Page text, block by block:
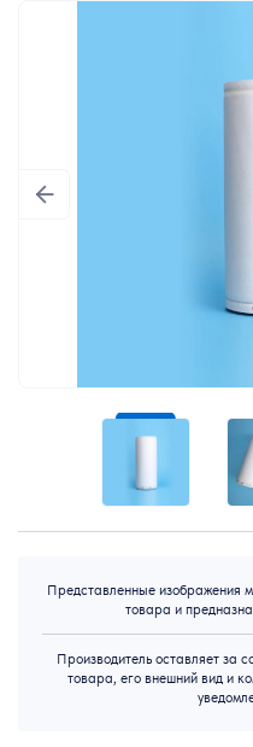
Представленные изображения
товара и
Производитель оставляет за
товара, его внешний вид и